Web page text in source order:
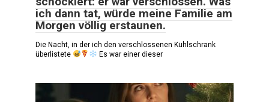
ich dann tat, würde meine Familie am
Morgen völlig erstaunen.
Die Nacht, in der ich den verschlossenen Kühlschrank
überlistete
Es war einer dieser